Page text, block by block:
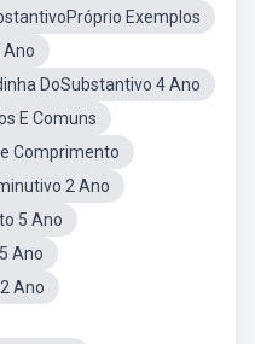
Exemplos
DoSubstantivo 4 Ano
E Comuns
Comprimento
2 Ano
5 Ano
Ano
Ano